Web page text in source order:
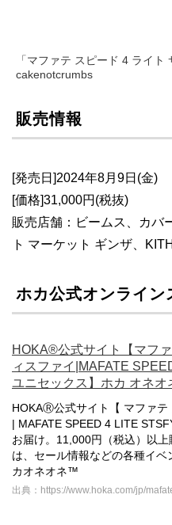
「マファテ スピード 4 ライ
cakenotcrumbs
販売情報
[発売日]2024年8月9日(金)
[価格]31,000円(税抜)
販売店舗：ビームス、カバ
ト マーケット ギンザ、
ホカ公式オンライン
HOKA®公式サイト【マフ
ィスファイ|MAFATE
ユニセックス】ホカ オネ
HOKAⓇ公式サイト【 マファテ
| MAFATE SPEED 4 LITE
お届け。11,000円（税込）以
は、セール情報などの各種イ
カオネオネ™
出典：https://www.hoka.com/jp/